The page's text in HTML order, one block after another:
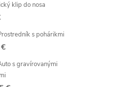
klip do nosa
s pohárikmi
s gravírovanými